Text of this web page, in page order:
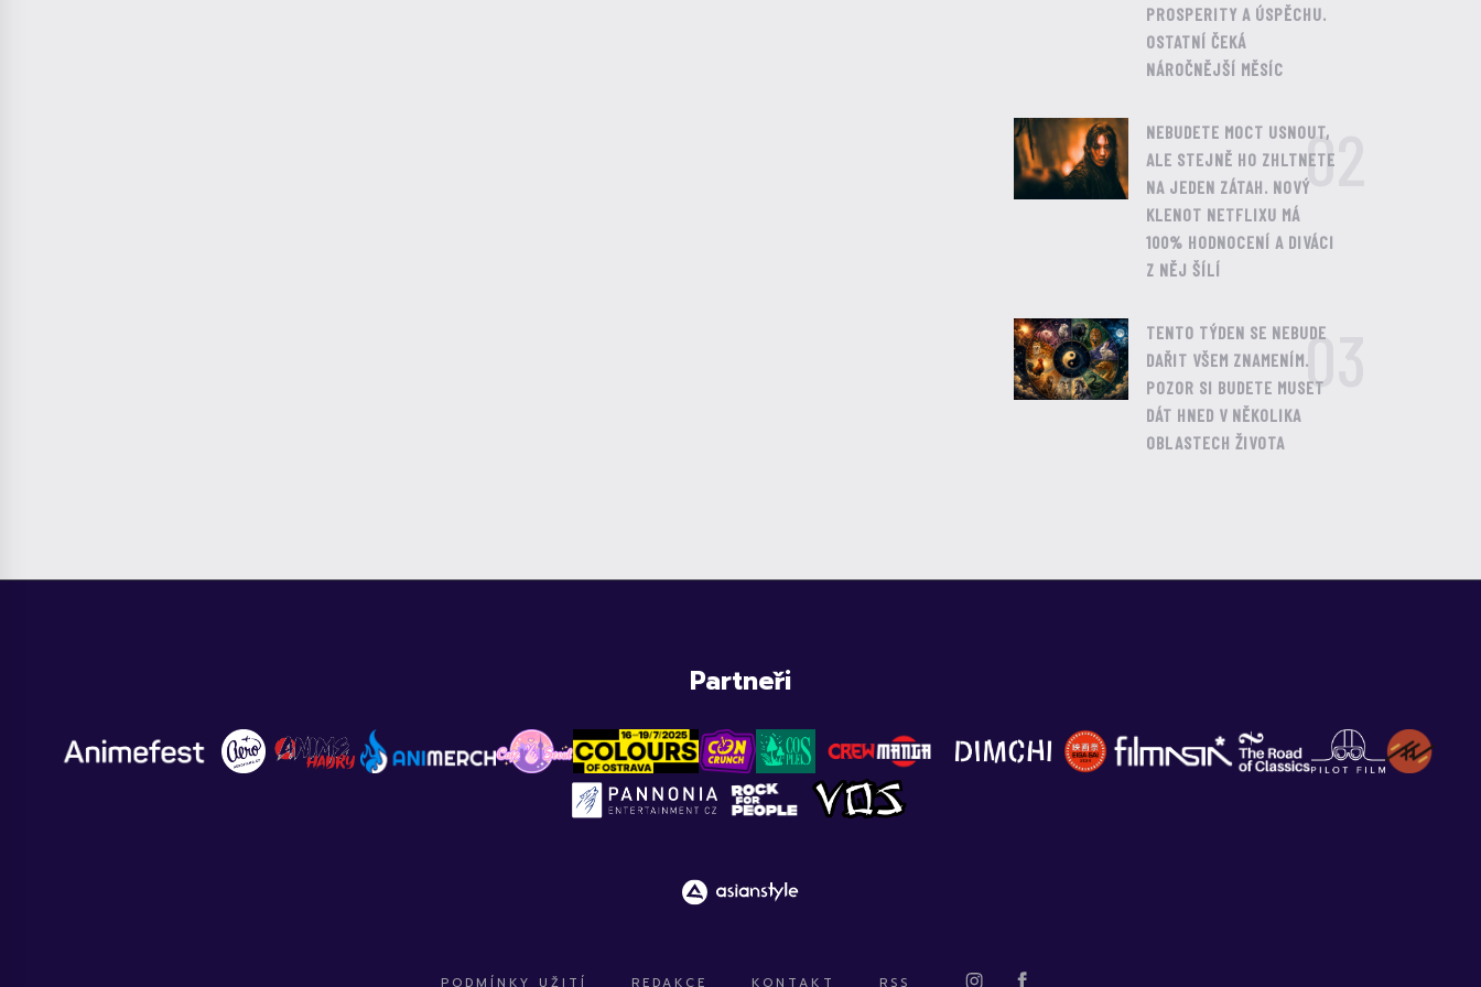
PROSPERITY A ÚSPĚCHU.
OSTATNÍ ČEKÁ
NÁROČNĚJŠÍ MĚSÍC
NEBUDETE MOCT USNOUT,
ALE STEJNĚ HO ZHLTNETE
NA JEDEN ZÁTAH. NOVÝ
KLENOT NETFLIXU MÁ
100% HODNOCENÍ A DIVÁCI
Z NĚJ ŠÍLÍ
02
TENTO TÝDEN SE NEBUDE
DAŘIT VŠEM ZNAMENÍM.
POZOR SI BUDETE MUSET
DÁT HNED V NĚKOLIKA
OBLASTECH ŽIVOTA
03
Partneři